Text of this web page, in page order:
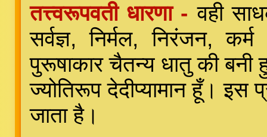
तत्त्वरूपवती धारणा - वही
सर्वज्ञ, निर्मल, निरंजन,
पुरूषाकार चैतन्य धातु की बनी
ज्योतिरूप देदीप्यामान हूँ। इस
जाता है।